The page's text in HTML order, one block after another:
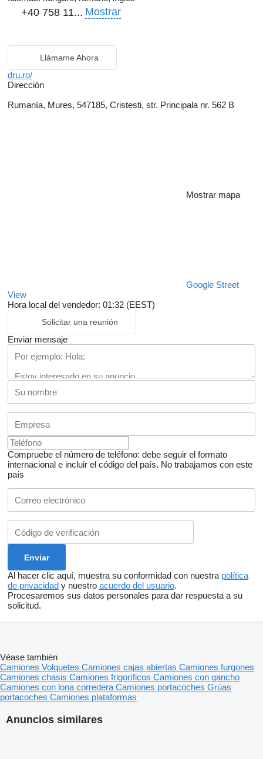
+40 758 11... Mostrar
Llámame Ahora
dru.ro/
Dirección
Rumanía, Mures, 547185, Cristesti, str. Principala nr. 562 B
Mostrar mapa
Google Street
View
Hora local del vendedor: 01:32 (EEST)
Solicitar una reunión
Enviar mensaje
Compruebe el número de teléfono: debe seguir el formato
internacional e incluir el código del país. No trabajamos con este
país
Al hacer clic aquí, muestra su conformidad con nuestra política
de privacidad y nuestro acuerdo del usuario.
Procesaremos sus datos personales para dar respuesta a su
solicitud.
Anuncios similares
Véase también
Camiones Volquetes Camiones cajas abiertas Camiones furgones
Camiones chasis Camiones frigoríficos Camiones con gancho
Camiones con lona corredera Camiones portacoches Grúas
portacoches Camiones plataformas